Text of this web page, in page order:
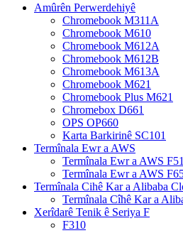
Amûrên Perwerdehiyê
Chromebook M311A
Chromebook M610
Chromebook M612A
Chromebook M612B
Chromebook M613A
Chromebook M621
Chromebook Plus M621
Chromebox D661
OPS OP660
Karta Barkirinê SC101
Termînala Ewr a AWS
Termînala Ewr a AWS
Termînala Ewr a AWS
Termînala Cihê Kar a Alibaba
Termînala Cîhê Kar a
Xerîdarê Tenik ê Seriya F
F310